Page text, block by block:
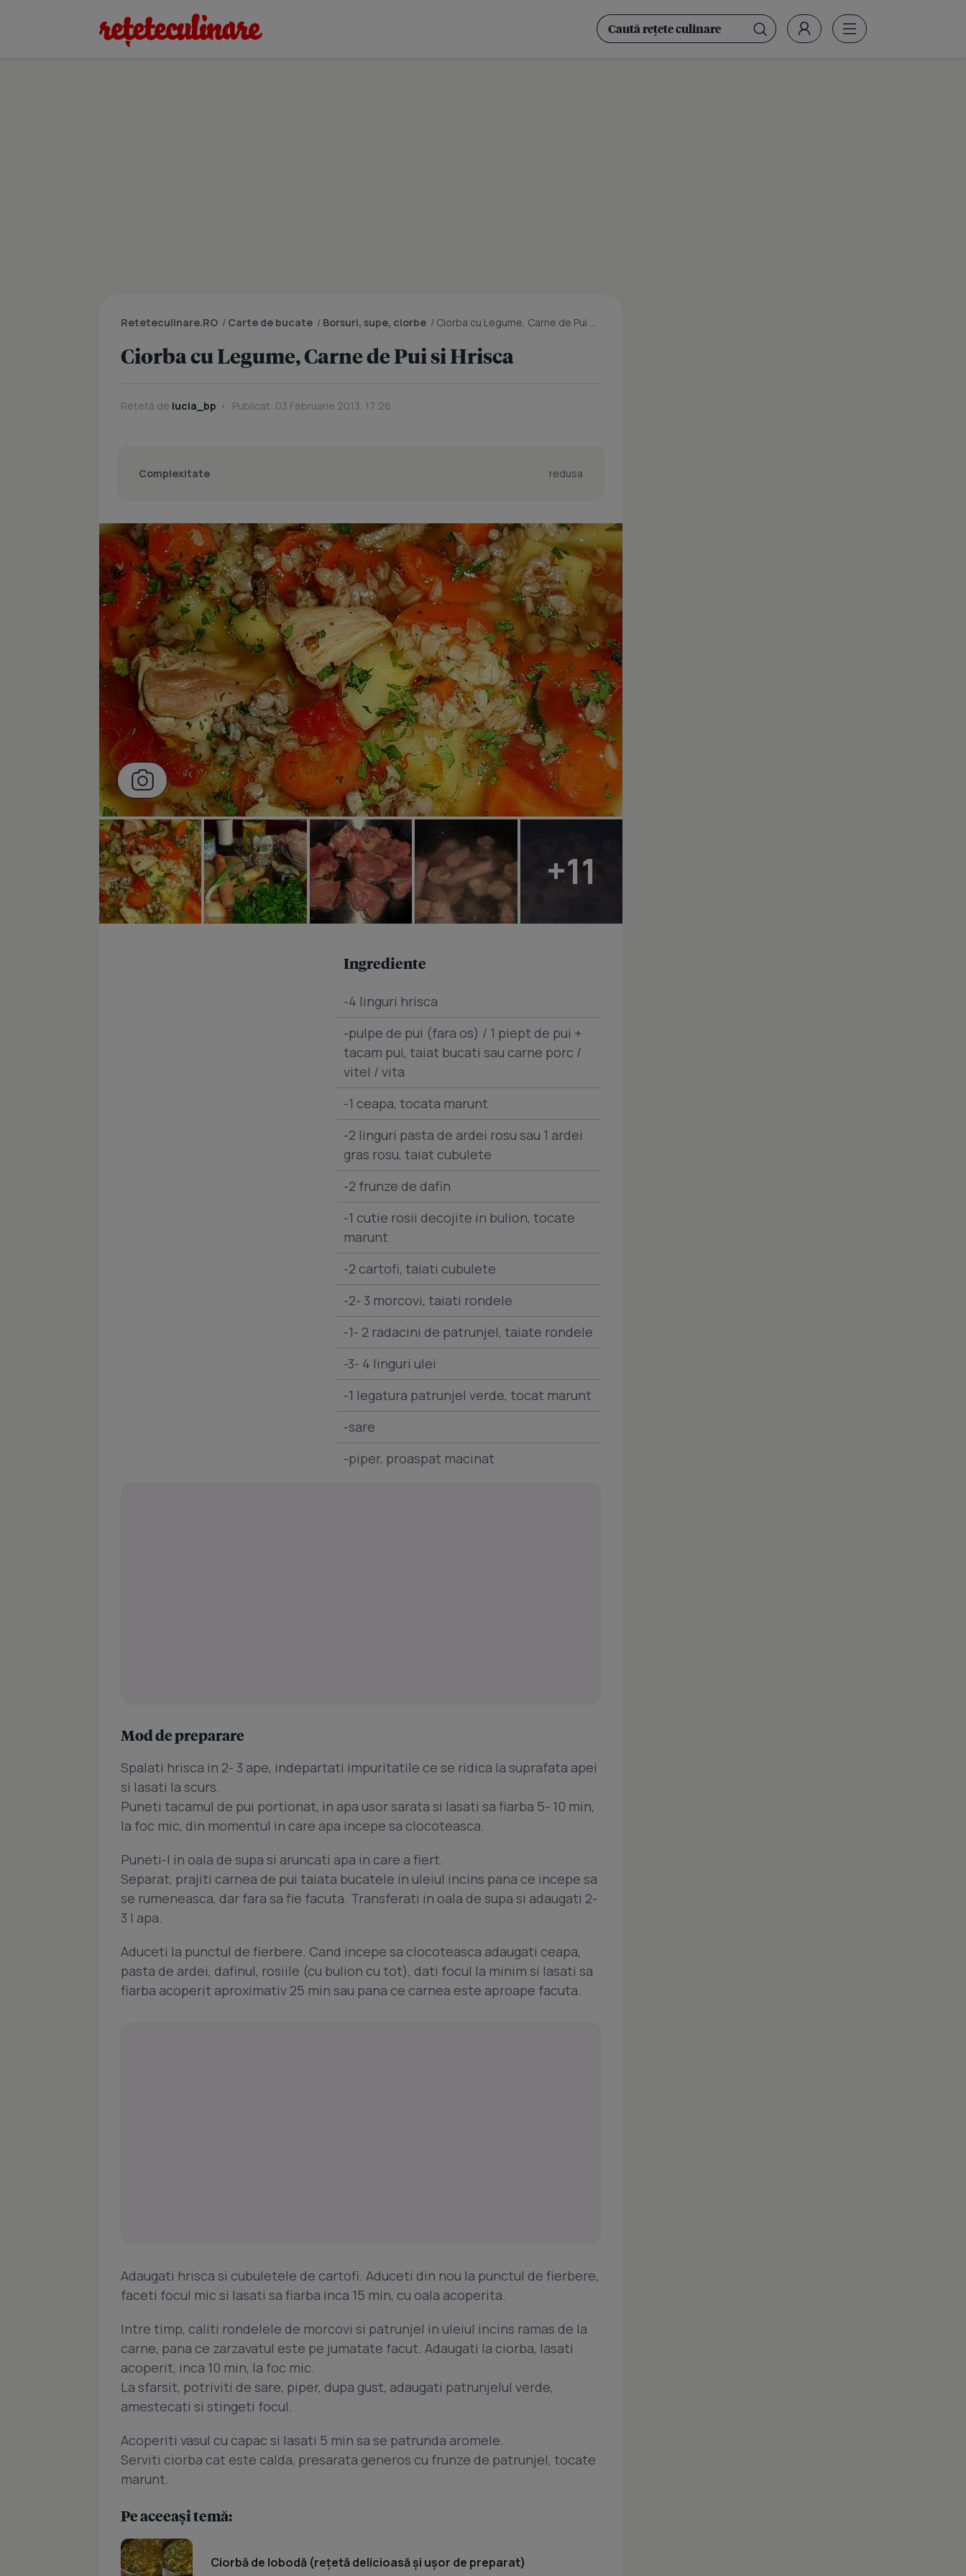
Reteteculinare.RO / Carte de bucate / Borsuri, supe, ciorbe / Ciorba cu Legume, Carne de Pui si Hrisca
Ciorba cu Legume, Carne de Pui si Hrisca
Rețetă de lucia_bp Publicat: 03 Februarie 2013, 17:26
Complexitate redusa
+11
Ingrediente
-4 linguri hrisca
-pulpe de pui (fara os) / 1 piept de pui +
tacam pui, taiat bucati sau carne porc /
vitel / vita
-1 ceapa, tocata marunt
-2 linguri pasta de ardei rosu sau 1 ardei
gras rosu, taiat cubulete
-2 frunze de dafin
-1 cutie rosii decojite in bulion, tocate
marunt
-2 cartofi, taiati cubulete
-2- 3 morcovi, taiati rondele
-1- 2 radacini de patrunjel, taiate rondele
-3- 4 linguri ulei
-1 legatura patrunjel verde, tocat marunt
-sare
-piper, proaspat macinat
Mod de preparare
Spalati hrisca in 2- 3 ape, indepartati impuritatile ce se ridica la suprafata apei
si lasati la scurs.
Puneti tacamul de pui portionat, in apa usor sarata si lasati sa fiarba 5- 10 min,
la foc mic, din momentul in care apa incepe sa clocoteasca.
Puneti-l in oala de supa si aruncati apa in care a fiert.
Separat, prajiti carnea de pui taiata bucatele in uleiul incins pana ce incepe sa
se rumeneasca, dar fara sa fie facuta. Transferati in oala de supa si adaugati 2-
3 l apa.
Aduceti la punctul de fierbere. Cand incepe sa clocoteasca adaugati ceapa,
pasta de ardei, dafinul, rosiile (cu bulion cu tot), dati focul la minim si lasati sa
fiarba acoperit aproximativ 25 min sau pana ce carnea este aproape facuta.
Adaugati hrisca si cubuletele de cartofi. Aduceti din nou la punctul de fierbere,
faceti focul mic si lasati sa fiarba inca 15 min, cu oala acoperita.
Intre timp, caliti rondelele de morcovi si patrunjel in uleiul incins ramas de la
carne, pana ce zarzavatul este pe jumatate facut. Adaugati la ciorba, lasati
acoperit, inca 10 min, la foc mic.
La sfarsit, potriviti de sare, piper, dupa gust, adaugati patrunjelul verde,
amestecati si stingeti focul.
Acoperiti vasul cu capac si lasati 5 min sa se patrunda aromele.
Serviti ciorba cat este calda, presarata generos cu frunze de patrunjel, tocate
marunt.
Pe aceeași temă:
Ciorbă de lobodă (rețetă delicioasă și ușor de preparat)